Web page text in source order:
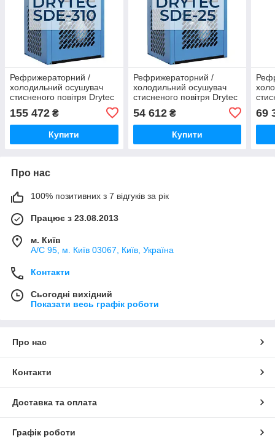
Рефрижераторний /
холодильний осушувач
стисненого повітря Drytec
155 472 ₴
Купити
Рефрижераторний /
холодильний осушувач
стисненого повітря Drytec
54 612₴
Купити
69
Про нас
100% позитивних з 7 відгуків за рік
Працює з 23.08.2013
м. Київ
А/С 95, м. Київ 03067, Київ, Україна
Контакти
Сьогодні вихідний
Показати весь графік роботи
Про нас
Контакти
Доставка та оплата
Графік роботи